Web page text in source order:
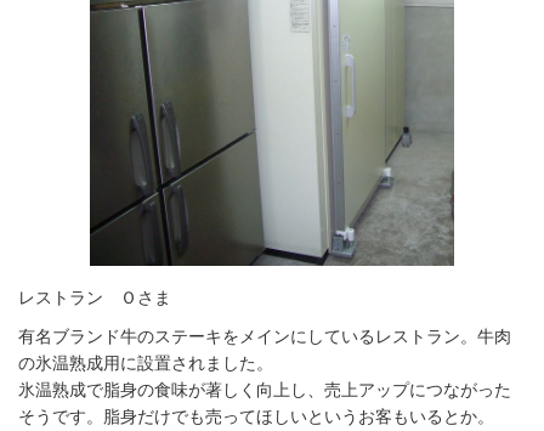
レストラン Ｏさま
有名ブランド牛のステーキをメインにしているレストラン。牛肉
の氷温熟成用に設置されました。
氷温熟成で脂身の食味が著しく向上し、売上アップにつながった
そうです。脂身だけでも売ってほしいというお客もいるとか。